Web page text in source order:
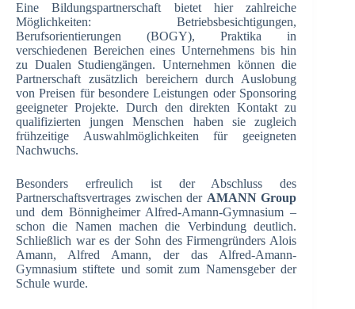
Eine Bildungspartnerschaft bietet hier zahlreiche
Möglichkeiten: Betriebsbesichtigungen,
Berufsorientierungen (BOGY), Praktika in
verschiedenen Bereichen eines Unternehmens bis hin
zu Dualen Studiengängen. Unternehmen können die
Partnerschaft zusätzlich bereichern durch Auslobung
von Preisen für besondere Leistungen oder Sponsoring
geeigneter Projekte. Durch den direkten Kontakt zu
qualifizierten jungen Menschen haben sie zugleich
frühzeitige Auswahlmöglichkeiten für geeigneten
Nachwuchs.
Besonders erfreulich ist der Abschluss des
Partnerschaftsvertrages zwischen der AMANN Group
und dem Bönnigheimer Alfred-Amann-Gymnasium –
schon die Namen machen die Verbindung deutlich.
Schließlich war es der Sohn des Firmengründers Alois
Amann, Alfred Amann, der das Alfred-Amann-
Gymnasium stiftete und somit zum Namensgeber der
Schule wurde.